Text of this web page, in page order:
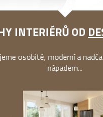
INTERIÉRŮ OD
osobité, moderní a
nápadem...